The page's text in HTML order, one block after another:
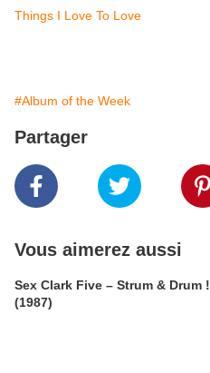
Things I Love To Love
#Album of the Week
Partager
Vous aimerez aussi
Sex Clark Five ‎– Strum & Drum !
(1987)